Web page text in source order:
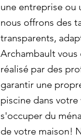
une entreprise ou
nous offrons des
transparents,
Archambault
réalisé par des
garantir une
piscine dans
s'occuper du
de votre maison!